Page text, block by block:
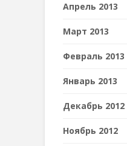
Апрель 2013
Март 2013
Февраль 2013
Январь 2013
Декабрь 2012
Ноябрь 2012